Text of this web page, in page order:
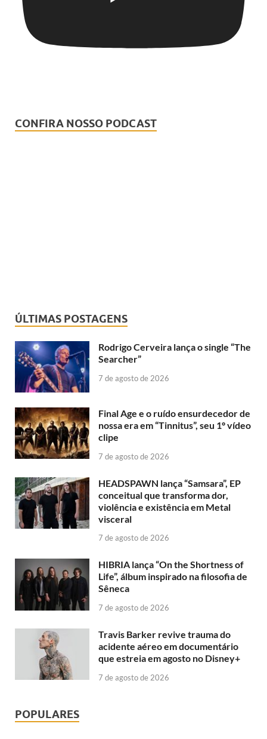
CONFIRA NOSSO PODCAST
ÚLTIMAS POSTAGENS
Rodrigo Cerveira lança o single “The
Searcher”
7 de agosto de 2026
Final Age e o ruído ensurdecedor de
nossa era em “Tinnitus”, seu 1º vídeo
clipe
7 de agosto de 2026
HEADSPAWN lança “Samsara”, EP
conceitual que transforma dor,
violência e existência em Metal
visceral
7 de agosto de 2026
HIBRIA lança “On the Shortness of
Life”, álbum inspirado na filosofia de
Sêneca
7 de agosto de 2026
Travis Barker revive trauma do
acidente aéreo em documentário
que estreia em agosto no Disney+
7 de agosto de 2026
POPULARES